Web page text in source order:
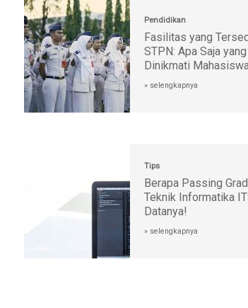
Pendidikan
Fasilitas yang
STPN: Apa Saja
Dinikmati
» selengkapnya
Tips
Berapa Passing
Teknik Informatika
Datanya!
» selengkapnya